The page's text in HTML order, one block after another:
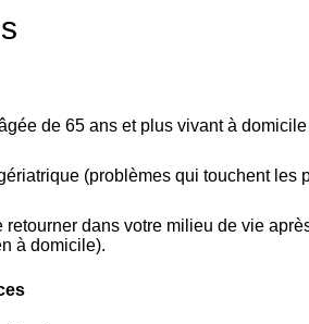
de 65 ans et plus vivant à
(problèmes qui touchent les
dans votre milieu de vie
à domicile).